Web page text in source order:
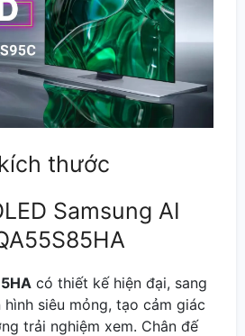
thước
Samsung AI
có thiết kế hiện đại, sang
siêu mỏng, tạo cảm giác
trải nghiệm xem. Chân đế